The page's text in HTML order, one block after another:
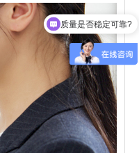
质量是否稳定可靠?